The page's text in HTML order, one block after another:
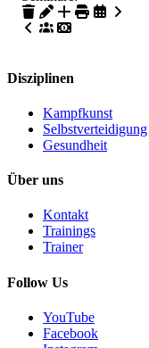
Disziplinen
Kampfkunst
Selbstverteidigung
Gesundheit
Über uns
Kontakt
Trainings
Trainer
Follow Us
YouTube
Facebook